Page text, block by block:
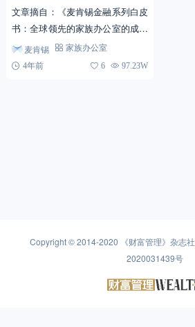
文章摘自：《麦肯锡金融系列白皮
书：全球领先的家族办公室的成功
之道》发布时间：2021年11月 01
以史为鉴：全球百年家族办公室发
麦肯锡
家族办公室
4年前
6 97.23W
Copyright © 2014-2020 《财富管理》杂志社
2020031439号